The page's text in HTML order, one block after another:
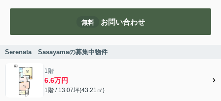
無料 お問い合わせ
Serenata Sasayamaの募集中物件
1階
6.6万円
1階 / 13.07坪(43.21㎡)